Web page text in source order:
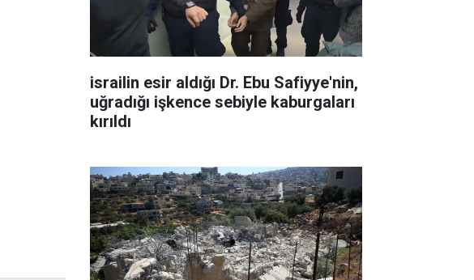
israilin esir aldığı Dr. Ebu Safiyye'nin,
uğradığı işkence sebiyle kaburgaları
kırıldı